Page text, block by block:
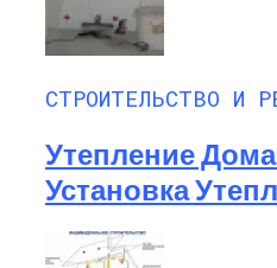
СТРОИТЕЛЬСТВО И
Утепление
Установка